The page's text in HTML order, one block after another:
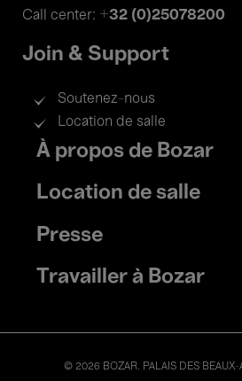
Call center: +32 (0)25078200
Join & Support
Soutenez-nous
Location de salle
Footer
menu
À propos de Bozar
Location de salle
Presse
Travailler à Bozar
© 2026 BOZAR. PALAIS DES BEAUX-